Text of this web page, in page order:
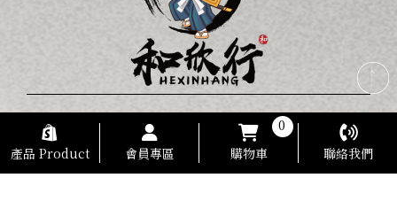
電話：
0978-927-982
地址：彰化市安平街73號 (出貨倉庫)
產品 Product 會員專區 購物車
0
聯絡我們